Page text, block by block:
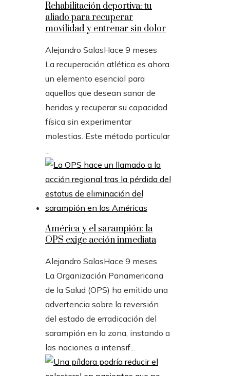
Rehabilitación deportiva: tu
aliado para recuperar
movilidad y entrenar sin dolor
Alejandro SalasHace 9 meses
La recuperación atlética es ahora
un elemento esencial para
aquellos que desean sanar de
heridas y recuperar su capacidad
física sin experimentar
molestias. Este método particular
...
América y el sarampión: la
OPS exige acción inmediata
Alejandro SalasHace 9 meses
La Organización Panamericana
de la Salud (OPS) ha emitido una
advertencia sobre la reversión
del estado de erradicación del
sarampión en la zona, instando a
las naciones a intensif...